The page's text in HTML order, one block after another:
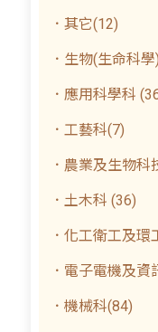
．其它(12)
．生物(生命科
．應用科學科
．工藝科(7)
．農業及生物科
．土木科 (36)
．化工衛工及環
．電子電機及資
．機械科(84)